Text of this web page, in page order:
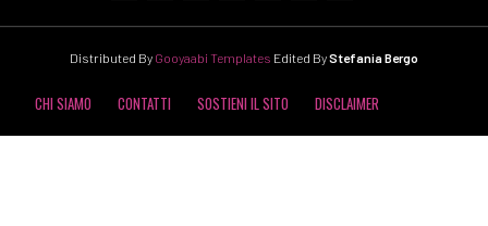
Distributed By Gooyaabi Templates Edited ByStefania Bergo
CHI SIAMO CONTATTI SOSTIENI IL SITO DISCLAIMER